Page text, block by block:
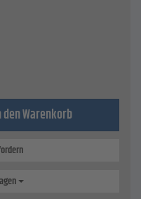
den Warenkorb